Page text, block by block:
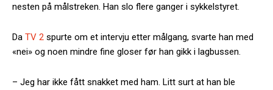
nesten på målstreken. Han slo flere ganger i sykkelstyret.
Da TV 2 spurte om et intervju etter målgang, svarte han med
«nei» og noen mindre fine gloser før han gikk i lagbussen.
– Jeg har ikke fått snakket med ham. Litt surt at han ble